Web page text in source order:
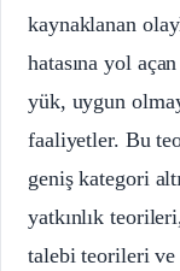
kaynaklanan
hatasına yol
yük, uygun
faaliyetler. Bu
geniş kategori
yatkınlık
talebi teorileri ve